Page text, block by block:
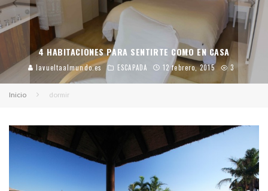
4 HABITACIONES PARA SENTIRTE COMO EN CASA
lavueltaalmundo.es ESCAPADA 12 febrero, 2015 3
Inicio dormir